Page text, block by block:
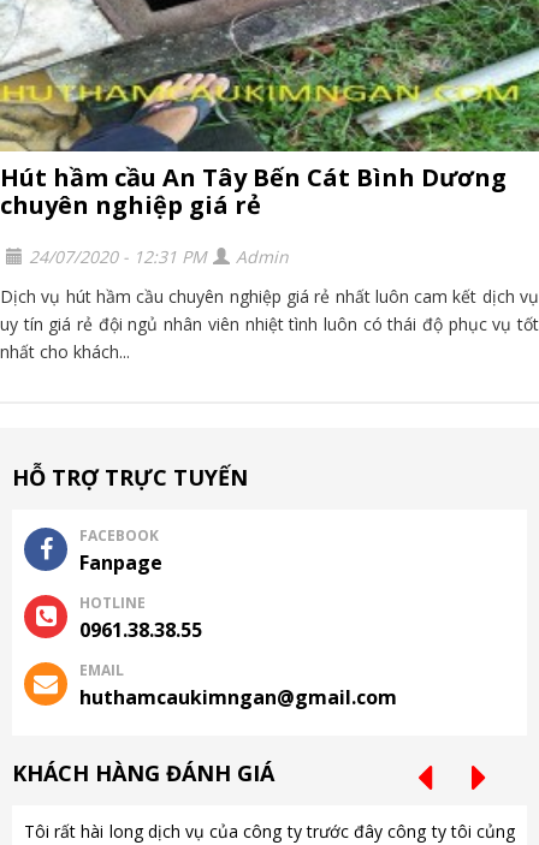
Hút hầm cầu An Tây Bến Cát Bình Dương
chuyên nghiệp giá rẻ
24/07/2020 - 12:31 PM
Admin
Dịch vụ hút hầm cầu chuyên nghiệp giá rẻ nhất luôn cam kết dịch vụ
uy tín giá rẻ đội ngủ nhân viên nhiệt tình luôn có thái độ phục vụ tốt
nhất cho khách...
HỖ TRỢ TRỰC TUYẾN
FACEBOOK
Fanpage
HOTLINE
0961.38.38.55
EMAIL
huthamcaukimngan@gmail.com
KHÁCH HÀNG ĐÁNH GIÁ
Tôi rất hài long dịch vụ của công ty trước đây công ty tôi củng